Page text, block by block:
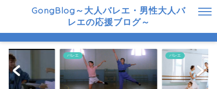
GongBlog～大人バレエ・男性大人バ
レエの応援ブログ～
バレエ バレエ